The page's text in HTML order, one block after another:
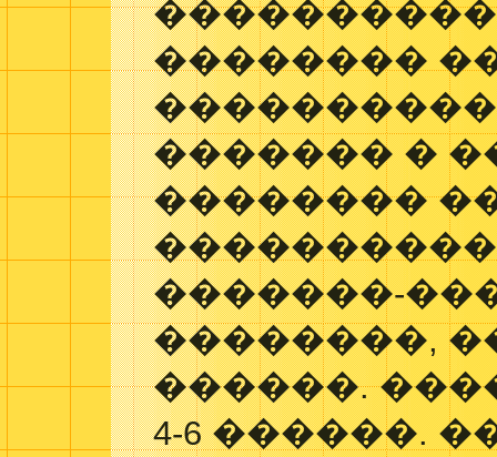
��������
������� �
��������
�������-
��������,
������.
4-6 ������.